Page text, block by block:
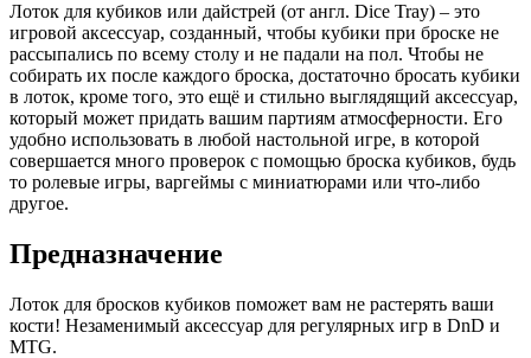
Лоток для кубиков или дайстрей (от англ. Dice Tray) – это
игровой аксессуар, созданный, чтобы кубики при броске не
рассыпались по всему столу и не падали на пол. Чтобы не
собирать их после каждого броска, достаточно бросать кубики
в лоток, кроме того, это ещё и стильно выглядящий аксессуар,
который может придать вашим партиям атмосферности. Его
удобно использовать в любой настольной игре, в которой
совершается много проверок с помощью броска кубиков, будь
то ролевые игры, варгеймы с миниатюрами или что-либо
другое.
Предназначение
Лоток для бросков кубиков поможет вам не растерять ваши
кости! Незаменимый аксессуар для регулярных игр в DnD и
MTG.